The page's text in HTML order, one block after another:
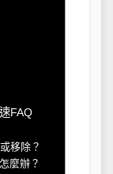
FAQ
移除？
麼辦？